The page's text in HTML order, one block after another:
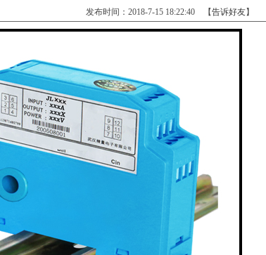
发布时间：2018-7-15 18:22:40 【告诉好友】